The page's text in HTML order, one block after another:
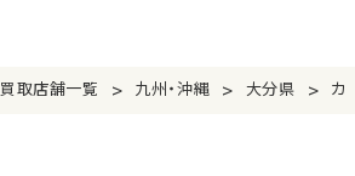
買取店舗一覧 > 九州・沖縄 > 大分県 > カ